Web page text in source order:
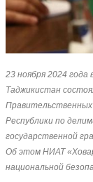
23 ноября 2024 года
Таджикистан
Правительственных
Республики по
государственной
Об этом НИАТ
национальной